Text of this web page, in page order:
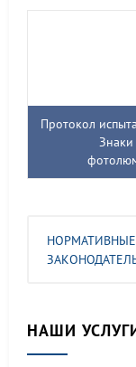
Протокол
Знаки
НАШИ